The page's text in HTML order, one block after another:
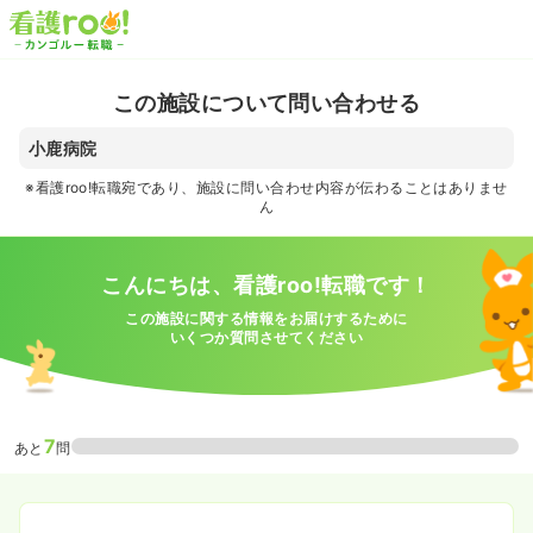
この施設について問い合わせる
小鹿病院
※看護roo!転職宛であり、施設に問い合わせ内容が伝わることはありませ
ん
こんにちは、看護roo!転職です！
この施設に関する情報をお届けするために
いくつか質問させてください
あと 7問